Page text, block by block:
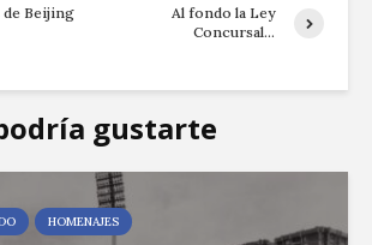
de Beijing
Al fondo la Ley
Concursal…
gustarte
HOMENAJES